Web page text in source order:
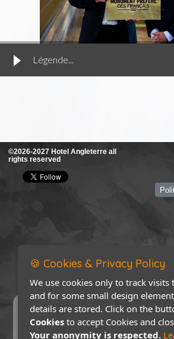
Légende...
©2026-2027 Hotel Angleterre all
rights reserved
🍪 Cookies & Privacy Policy
We use cookies only to track visits
and for some small design
details are stored. Click on the
Cookies to accept Cookies and
Your anonymity is respected.